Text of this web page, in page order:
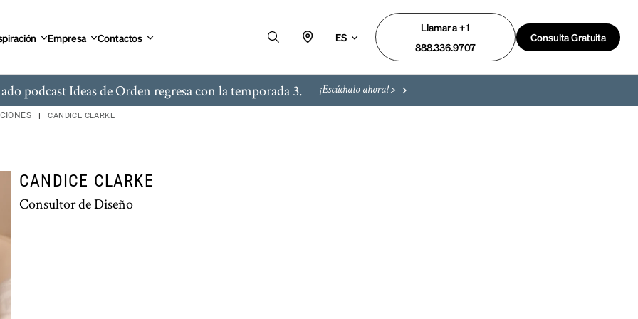
Empresa Contactos ES
Llamar a +1
888.336.9707
Consulta Gratuita
podcast Ideas de Orden regresa con la temporada 3. ¡Escúchalo ahora! >
CANDICE CLARKE
CANDICE CLARKE
Consultor de Diseño